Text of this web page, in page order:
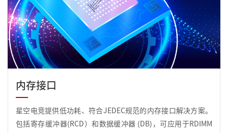
内存接口
星空电竞提供低功耗、符合JEDEC规范的内存接口解决方案。
包括寄存缓冲器(RCD）和数据缓冲器 (DB)，可应用于RDIMM